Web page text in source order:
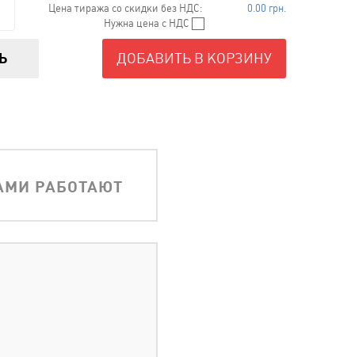
Цена тиража со скидки без НДС:
0.00 грн.
Нужна цена с НДС
ДОБАВИТЬ В КОРЗИНУ
РАБОТАЮТ